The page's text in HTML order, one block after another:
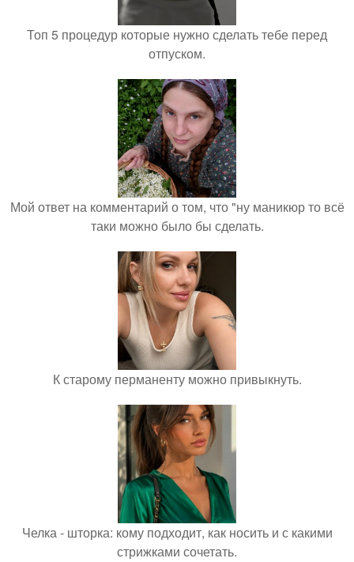
Топ 5 процедур которые нужно сделать тебе перед
отпуском.
Мой ответ на комментарий о том, что "ну маникюр то всё
таки можно было бы сделать.
К старому перманенту можно привыкнуть.
Челка - шторка: кому подходит, как носить и с какими
стрижками сочетать.